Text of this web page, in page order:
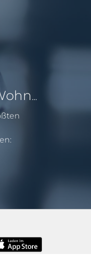
Pendeln lohnt sich: So stark sinken Wohnungspreise im Umland